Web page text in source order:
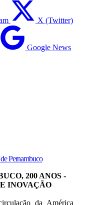
X (Twitter)
Google News
Pernambuco
200 ANOS -
INOVAÇÃO
da América